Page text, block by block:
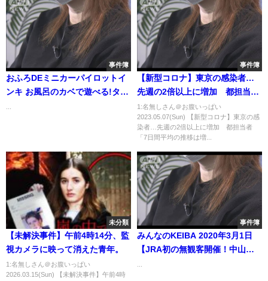
事件簿
おふろDEミニカーパイロットイ
ンキ お風呂のカベで遊べる!タウ
事件簿
【新型コロナ】東京の感染者…
先週の2倍以上に増加 都担当者
「7日間平均の推移は増加傾向」
「あす以降、注視必要」
1:名無しさん＠お腹いっぱい
2023.05.07(Sun) 【新型コロナ】東京の感
染者…先週の2倍以上に増加 都担当者
「7日間平均の推移は増...
未分類
【未解決事件】午前4時14分、監
視カメラに映って消えた青年。
1:名無しさん＠お腹いっぱい
2026.03.15(Sun) 【未解決事件】午前4時
事件簿
みんなのKEIBA 2020年3月1日
【JRA初の無観客開催！中山記